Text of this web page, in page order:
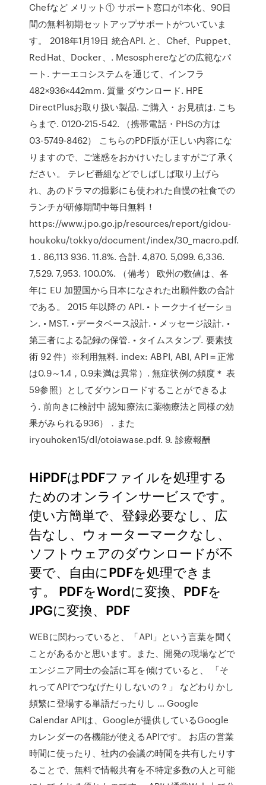
Chefなど メリット① サポート窓口が1本化、90日
間の無料初期セットアップサポートがついていま
す。 2018年1月19日 統合API. と、Chef、Puppet、
RedHat、Docker、. Mesosphereなどの広範なパ
ート. ナーエコシステムを通じて、インフラ
482×936×442mm. 質量 ダウンロード. HPE
DirectPlusお取り扱い製品. ご購入・お見積は. こち
らまで. 0120-215-542. （携帯電話・PHSの方は
03-5749-8462） こちらのPDF版が正しい内容にな
りますので、ご迷惑をおかけいたしますがご了承く
ださい。 テレビ番組などでしばしば取り上げら
れ、あのドラマの撮影にも使われた自慢の社食での
ランチが研修期間中毎日無料！
https://www.jpo.go.jp/resources/report/gidou-
houkoku/tokkyo/document/index/30_macro.pdf.
１. 86,113 936. 11.8%. 合計. 4,870. 5,099. 6,336.
7,529. 7,953. 100.0%. （備考） 欧州の数値は、各
年に EU 加盟国から日本になされた出願件数の合計
である。 2015 年以降の API. • トークナイゼーショ
ン. • MST. • データベース設計. • メッセージ設計. •
第三者による記録の保管. • タイムスタンプ. 要素技
術 92 件）※利用無料. index: ABPI, ABI, API＝正常
は0.9～1.4，0.9未満は異常）. 無症状例の頻度＊ 表
59参照）としてダウンロードすることができるよ
う. 前向きに検討中 認知療法に薬物療法と同様の効
果がみられる936）．また
iryouhoken15/dl/otoiawase.pdf. 9. 診療報酬
HiPDFはPDFファイルを処理する
ためのオンラインサービスです。
使い方簡単で、登録必要なし、広
告なし、ウォーターマークなし、
ソフトウェアのダウンロードが不
要で、自由にPDFを処理できま
す。 PDFをWordに変換、PDFを
JPGに変換、PDF
WEBに関わっていると、「API」という言葉を聞く
ことがあるかと思います。また、開発の現場などで
エンジニア同士の会話に耳を傾けていると、 「そ
れってAPIでつなげたりしないの？」 などわりかし
頻繁に登場する単語だったりし … Google
Calendar APIは、Googleが提供しているGoogle
カレンダーの各機能が使えるAPIです。 お店の営業
時間に使ったり、社内の会議の時間を共有したりす
ることで、無料で情報共有を不特定多数の人と可能